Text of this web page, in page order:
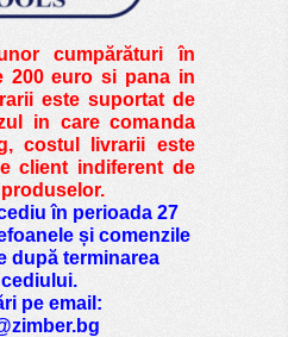
cumpărături în
200 euro si pana in
este suportat de
in care comanda
costul livrarii este
client indiferent de
în perioada 27
și comenzile
după terminarea
pe email: